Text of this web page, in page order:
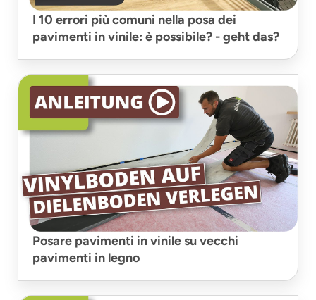
I 10 errori più comuni nella posa dei
pavimenti in vinile: è possibile? - geht das?
Posare pavimenti in vinile su vecchi
pavimenti in legno